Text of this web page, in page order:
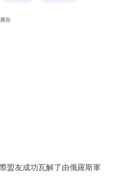
廣告
盟友成功瓦解了由俄羅斯軍